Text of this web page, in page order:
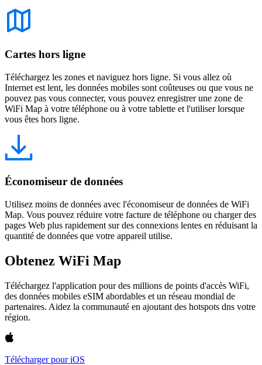
Cartes hors ligne
Téléchargez les zones et naviguez hors ligne. Si vous allez où
Internet est lent, les données mobiles sont coûteuses ou que vous ne
pouvez pas vous connecter, vous pouvez enregistrer une zone de
WiFi Map à votre téléphone ou à votre tablette et l'utiliser lorsque
vous êtes hors ligne.
Économiseur de données
Utilisez moins de données avec l'économiseur de données de WiFi
Map. Vous pouvez réduire votre facture de téléphone ou charger des
pages Web plus rapidement sur des connexions lentes en réduisant la
quantité de données que votre appareil utilise.
Obtenez WiFi Map
Téléchargez l'application pour des millions de points d'accès WiFi,
des données mobiles eSIM abordables et un réseau mondial de
partenaires. Aidez la communauté en ajoutant des hotspots dns votre
région.
Télécharger pour iOS